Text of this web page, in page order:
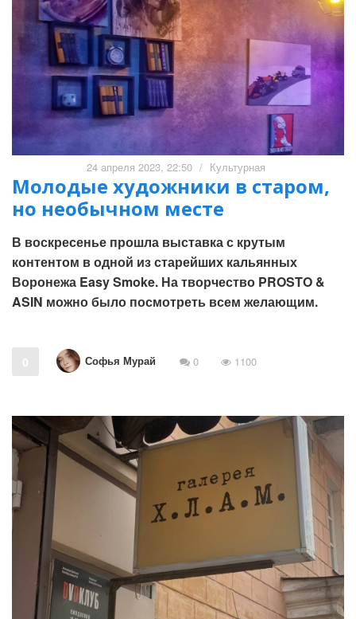
24 апреля 2023, 22:50 / Культурная
Молодые художники в старом,
но необычном месте
В воскресенье прошла выставка с крутым
контентом в одной из старейших кальянных
Воронежа Easy Smoke. На творчество PROSTO &
ASIN можно было посмотреть всем желающим.
0 Софья Мурай 0 1100